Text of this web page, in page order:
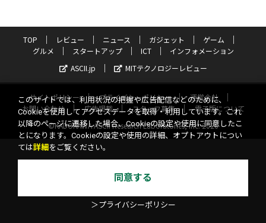
TOP レビュー ニュース ガジェット
ゲーム
グルメ
スタートアップ ICT
インフォメーション
ASCII.jp
MITテクノロジーレビュー
サイトポリシー プライバシーポリシー
運営会社
お問い合わせ
広告掲載 スタッフ募集
電子版について
©KADOKAWA ASCII Research Laboratories, Inc. 2026
このサイトでは、利用状況の把握や広告配信などのために、
Cookieを使用してアクセスデータを取得・利用しています。これ
以降のページに遷移した場合、Cookieの設定や使用に同意したこ
とになります。Cookieの設定や使用の詳細、オプトアウトについ
ては詳細 をご覧ください。
同意する
＞プライバシーポリシー